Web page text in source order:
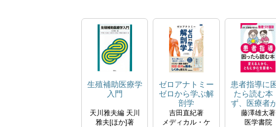
生殖補助医療学
入門
天川雅夫編 天川
雅夫[ほか]著
ゼロアナトミー
ゼロから学ぶ解
剖学
吉田直紀著
メディカル・ケ
患者指導に
たら読む本
ず、医療者
わる動機づ
接
藤澤雄太著
医学書院